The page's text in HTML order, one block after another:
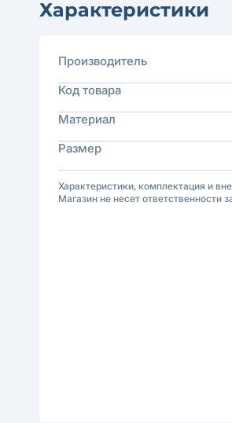
Характеристики
Производитель
Код товара
Материал
Размер
Характеристики, комплектация и
Магазин не несет ответственности